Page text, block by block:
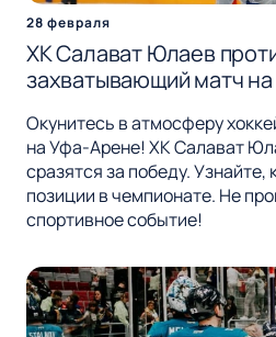
28 февраля
ХК Салават Юлаев
захватывающий матч
Окунитесь в атмосферу
на Уфа-Арене! ХК Салават
сразятся за победу. Узнайте,
позиции в чемпионате. Не
спортивное событие!